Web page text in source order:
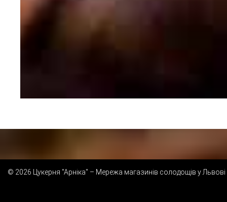
© 2026 Цукерня "Арніка" – Мережа магазинів солодощів у Львові